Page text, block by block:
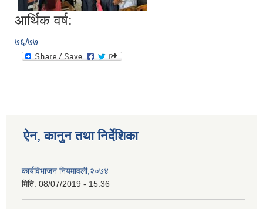
आर्थिक वर्ष:
७६/७७
ऐन, कानुन तथा निर्देशिका
कार्यविभाजन नियमावली,२०७४
मिति: 08/07/2019 - 15:36